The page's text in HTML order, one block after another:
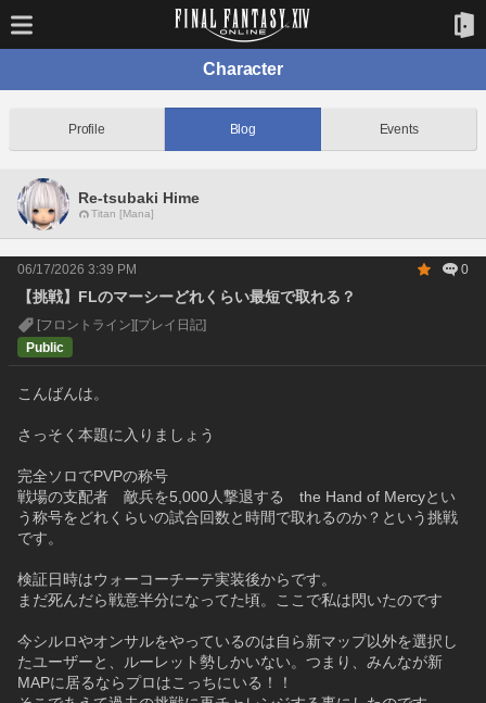
Character
Profile Blog Events
Re-tsubaki Hime
Titan [Mana]
06/17/2026 3:39 PM 0
【挑戦】FLのマーシーどれくらい最短で取れる？
[フロントライン] [プレイ日記]
Public
こんばんは。
さっそく本題に入りましょう
完全ソロでPVPの称号
戦場の支配者　敵兵を5,000人撃退する　the Hand of Mercyとい
う称号をどれくらいの試合回数と時間で取れるのか？という挑戦
です。
検証日時はウォーコーチーテ実装後からです。
まだ死んだら戦意半分になってた頃。ここで私は閃いたのです
今シルロやオンサルをやっているのは自ら新マップ以外を選択し
たユーザーと、ルーレット勢しかいない。つまり、みんなが新
MAPに居るならプロはこっちにいる！！